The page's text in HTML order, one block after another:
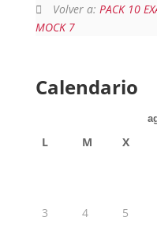
Volver a: PACK 10
MOCK 7
Calendario
L M X
3 4 5